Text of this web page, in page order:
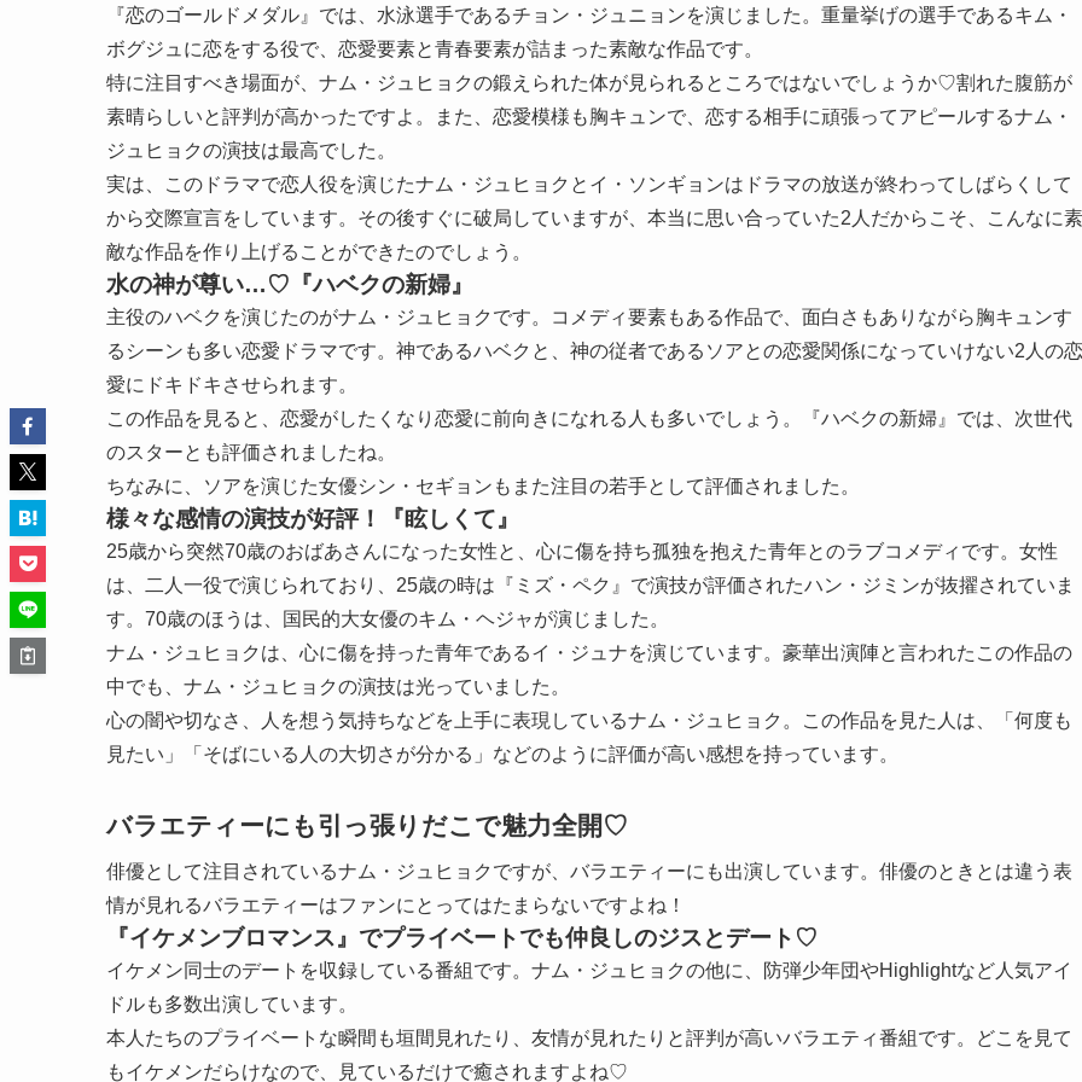
『恋のゴールドメダル』では、水泳選手であるチョン・ジュニョンを演じました。重量挙げの選手であるキム・
ボグジュに恋をする役で、恋愛要素と青春要素が詰まった素敵な作品です。
特に注目すべき場面が、ナム・ジュヒョクの鍛えられた体が見られるところではないでしょうか♡割れた腹筋が
素晴らしいと評判が高かったですよ。また、恋愛模様も胸キュンで、恋する相手に頑張ってアピールするナム・
ジュヒョクの演技は最高でした。
実は、このドラマで恋人役を演じたナム・ジュヒョクとイ・ソンギョンはドラマの放送が終わってしばらくして
から交際宣言をしています。その後すぐに破局していますが、本当に思い合っていた2人だからこそ、こんなに素
敵な作品を作り上げることができたのでしょう。
水の神が尊い…♡『ハベクの新婦』
主役のハベクを演じたのがナム・ジュヒョクです。コメディ要素もある作品で、面白さもありながら胸キュンす
るシーンも多い恋愛ドラマです。神であるハベクと、神の従者であるソアとの恋愛関係になっていけない2人の恋
愛にドキドキさせられます。
この作品を見ると、恋愛がしたくなり恋愛に前向きになれる人も多いでしょう。『ハベクの新婦』では、次世代
のスターとも評価されましたね。
ちなみに、ソアを演じた女優シン・セギョンもまた注目の若手として評価されました。
様々な感情の演技が好評！『眩しくて』
25歳から突然70歳のおばあさんになった女性と、心に傷を持ち孤独を抱えた青年とのラブコメディです。女性
は、二人一役で演じられており、25歳の時は『ミズ・ペク』で演技が評価されたハン・ジミンが抜擢されていま
す。70歳のほうは、国民的大女優のキム・ヘジャが演じました。
ナム・ジュヒョクは、心に傷を持った青年であるイ・ジュナを演じています。豪華出演陣と言われたこの作品の
中でも、ナム・ジュヒョクの演技は光っていました。
心の闇や切なさ、人を想う気持ちなどを上手に表現しているナム・ジュヒョク。この作品を見た人は、「何度も
見たい」「そばにいる人の大切さが分かる」などのように評価が高い感想を持っています。
バラエティーにも引っ張りだこで魅力全開♡
俳優として注目されているナム・ジュヒョクですが、バラエティーにも出演しています。俳優のときとは違う表
情が見れるバラエティーはファンにとってはたまらないですよね！
『イケメンブロマンス』でプライベートでも仲良しのジスとデート♡
イケメン同士のデートを収録している番組です。ナム・ジュヒョクの他に、防弾少年団やHighlightなど人気アイ
ドルも多数出演しています。
本人たちのプライベートな瞬間も垣間見れたり、友情が見れたりと評判が高いバラエティ番組です。どこを見て
もイケメンだらけなので、見ているだけで癒されますよね♡